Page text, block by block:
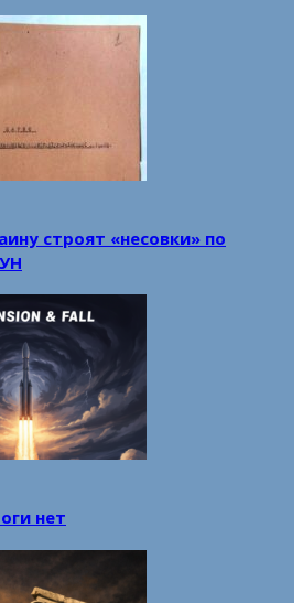
строят «несовки» по
нет